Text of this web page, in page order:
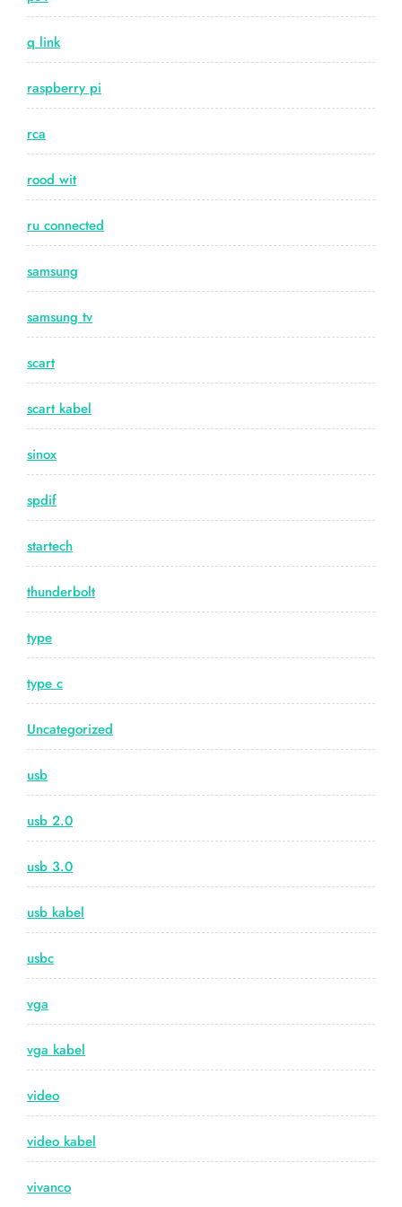
q link
raspberry pi
rca
rood wit
ru connected
samsung
samsung tv
scart
scart kabel
sinox
spdif
startech
thunderbolt
type
type c
Uncategorized
usb
usb 2.0
usb 3.0
usb kabel
usbc
vga
vga kabel
video
video kabel
vivanco